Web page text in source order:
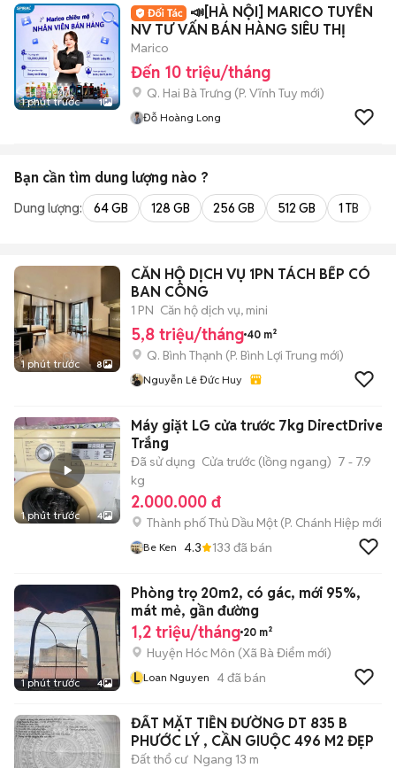
1 phút trước 1
📣[HÀ NỘI] MARICO TUYỂN
NV TƯ VẤN BÁN HÀNG SIÊU THỊ
Marico
Đến 10 triệu/tháng
Q. Hai Bà Trưng (P. Vĩnh Tuy mới)
Đỗ Hoàng Long
Bạn cần tìm dung lượng nào ?
Dung lượng: 64 GB 128 GB 256 GB 512 GB 1 TB
1 phút trước 8
CĂN HỘ DỊCH VỤ 1PN TÁCH BẾP CÓ
BAN CÔNG
1 PN Căn hộ dịch vụ, mini
5,8 triệu/tháng 40 m²
Q. Bình Thạnh (P. Bình Lợi Trung mới)
Nguyễn Lê Đức Huy
1 phút trước 4
Máy giặt LG cửa trước 7kg DirectDrive
Trắng
Đã sử dụng Cửa trước (lồng ngang) 7 - 7.9
kg
2.000.000 đ
Thành phố Thủ Dầu Một (P. Chánh Hiệp mới)
Be Ken 4.3 133 đã bán
1 phút trước 4
Phòng trọ 20m2, có gác, mới 95%,
mát mẻ, gần đường
1,2 triệu/tháng 20 m²
Huyện Hóc Môn (Xã Bà Điểm mới)
L Loan Nguyen 4đã bán
ĐẤT MẶT TIỀN ĐƯỜNG DT 835 B
PHƯỚC LÝ , CẦN GIUỘC 496 M2 ĐẸP
Đất thổ cư Ngang 13 m